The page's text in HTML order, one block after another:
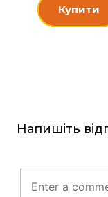
Купити
Напишіть